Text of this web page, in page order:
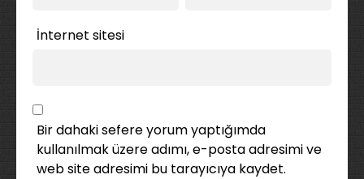
İnternet sitesi
Bir dahaki sefere yorum yaptığımda
kullanılmak üzere adımı, e-posta adresimi ve
web site adresimi bu tarayıcıya kaydet.